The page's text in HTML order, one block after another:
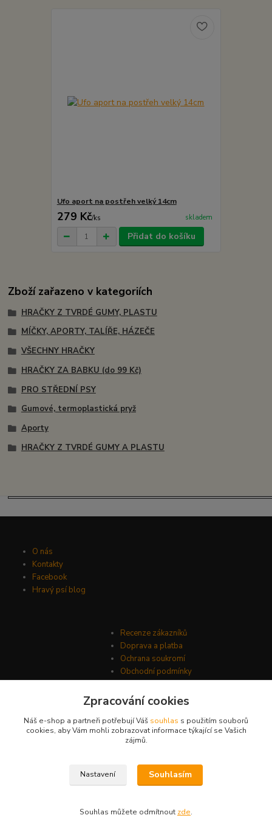
Ufo aport na postřeh velký 14cm
279 Kč/ks skladem
Přidat do košíku
Zboží zařazeno v kategoriích
HRAČKY Z TVRDÉ GUMY, PLASTU
MÍČKY, APORTY, TALÍŘE, HÁZEČE
VŠECHNY HRAČKY
HRAČKY ZA BABKU (do 99 Kč)
PRO STŘEDNÍ PSY
Gumové, termoplastická pryž
Aporty
HRAČKY Z TVRDÉ GUMY A PLASTU
O nás
Kontakty
Facebook
Hravý psí blog
Recenze zákazníků
Doprava a platba
Ochrana soukromí
Obchodní podmínky
© Psí-hračky.cz 2026
Zpracování cookies
Náš e-shop a partneři potřebují Váš souhlas s použitím souborů
cookies, aby Vám mohli zobrazovat informace týkající se Vašich
zájmů.
Nastavení Souhlasím
Souhlas můžete odmítnout zde.